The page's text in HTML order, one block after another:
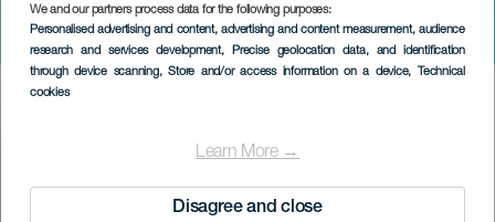
We and our partners process data for the following purposes:
Personalised advertising and content, advertising and content measurement, audience
research and services development, Precise geolocation data, and identification
through device scanning, Store and/or access information on a device, Technical
cookies
Learn More →
Disagree and close
Festival delle rive del Son
LA PALMA
Imagen